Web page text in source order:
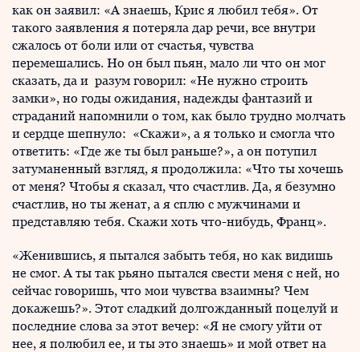
как он заявил: «А знаешь, Крис я любил тебя». От
такого заявления я потеряла дар речи, все внутри
сжалось от боли или от счастья, чувства
перемешались. Но он был пьян, мало ли что он мог
сказать, да и разум говорил: «Не нужно строить
замки», но годы ожидания, надежды фантазий и
страданий напомнили о том, как было трудно молчать
и сердце шепнуло: «Скажи», а я только и смогла что
ответить: «Где же ты был раньше?», а он потупил
затуманенный взгляд, я продолжила: «Что ты хочешь
от меня? Чтобы я сказал, что счастлив. Да, я безумно
счастлив, но ты женат, а я сплю с мужчинами и
представляю тебя. Скажи хоть что-нибудь, Франц».
«Женившись, я пытался забыть тебя, но как видишь
не смог. А ты так рьяно пытался свести меня с ней, но
сейчас говоришь, что мои чувства взаимны? Чем
докажешь?». Этот сладкий долгожданный поцелуй и
последние слова за этот вечер: «Я не смогу уйти от
нее, я полюбил ее, и ты это знаешь» и мой ответ на